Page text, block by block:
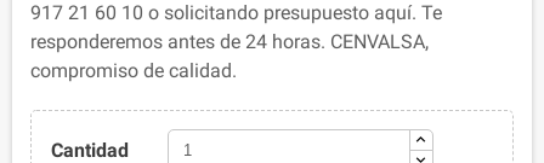
917 21 60 10 o solicitando presupuesto aquí. Te
responderemos antes de 24 horas. CENVALSA,
compromiso de calidad.
Cantidad